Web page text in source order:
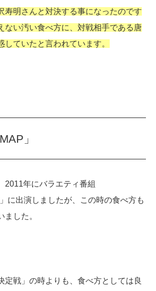
寿明さんと対決する事になったのです
ない汚い食べ方に、対戦相手である唐
していたと言われています。
」
2011年にバラエティ番組
に出演しましたが、この時の食べ方も
ました。
定戦」の時よりも、食べ方としては良